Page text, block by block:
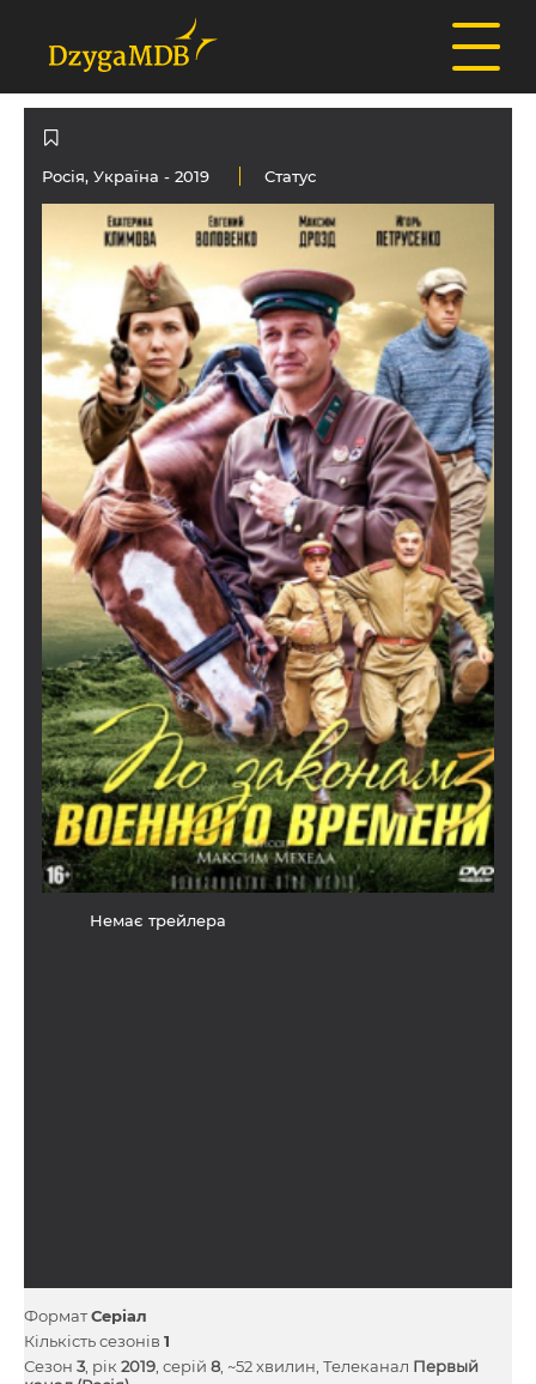
Росія, Україна - 2019 Статус
Немає трейлера
ФорматСеріал
Кількість сезонів 1
Сезон 3, рік 2019 , серій 8, ~52 хвилин, Телеканал Первый